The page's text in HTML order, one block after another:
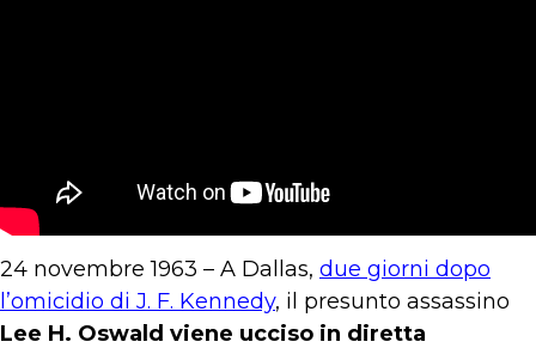
24 novembre 1963 – A Dallas, due giorni dopo
l’omicidio di J. F. Kennedy, il presunto assassino
Lee H. Oswald viene ucciso in diretta